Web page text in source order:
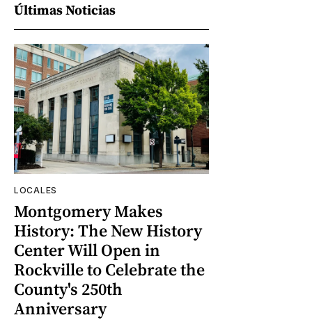
Últimas Noticias
LOCALES
Montgomery Makes
History: The New History
Center Will Open in
Rockville to Celebrate the
County's 250th
Anniversary